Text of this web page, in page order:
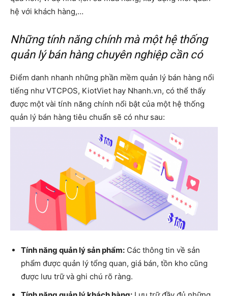
hệ với khách hàng,…
Những tính năng chính mà một hệ thống
quản lý bán hàng chuyên nghiệp cần có
Điểm danh nhanh những phần mềm quản lý bán hàng nổi
tiếng như VTCPOS, KiotViet hay Nhanh.vn, có thể thấy
được một vài tính năng chính nổi bật của một hệ thống
quản lý bán hàng tiêu chuẩn sẽ có như sau:
Tính năng quản lý sản phẩm: Các thông tin về sản
phẩm được quản lý tổng quan, giá bán, tồn kho cũng
được lưu trữ và ghi chú rõ ràng.